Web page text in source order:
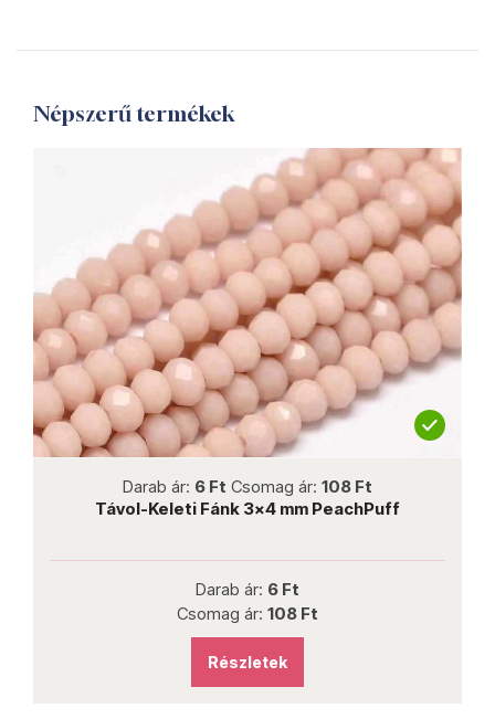
Népszerű termékek
Darab ár: 6 Ft Csomag ár: 108 Ft
Távol-Keleti Fánk 3x4 mm PeachPuff
Darab ár: 6 Ft
Csomag ár: 108 Ft
Részletek